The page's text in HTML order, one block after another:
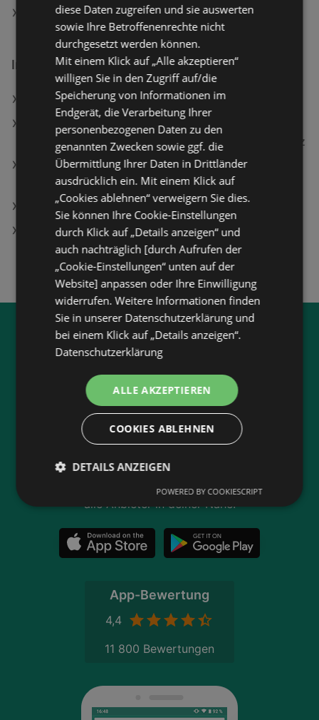
Woolworth Angebote
Interessantes auf wogibtswas.at
Samsung Galaxy S26 Ultra, 512 GB, White, Dual SIM
SPEEDLINK Lunera 4in1 RGB Gaming Set mit
Tastatur, Maus, Mauspad, Headset, qwertz, Schwarz
Samsung Q8F (2025) 75 Zoll QLED 4K Vision AI TV;
QLED TV
SPAR Filialen in Bruck an der Leitha
Garmin fenix® 8 - 47 mm Amoled Smartwatch
Edelstahl Silikon, 22 mm, Schwarz/Schiefergrau
Jetzt unserewogibtswas.at
App runterladen:
Filtere nach Branchen und stöbere in Produkten
und Flugblättern
Plane deinen Einkauf mit unserem Merkzettel
Flugblätter gibt
Neu in der Stadt? Auf unserer Karte findest du
alle Anbieter in deiner Nähe.
App-Bewertung
4,4
11 800 Bewertungen
diese Daten zugreifen und sie auswerten
sowie Ihre Betroffenenrechte nicht
durchgesetzt werden können.
Mit einem Klick auf „Alle akzeptieren“
willigen Sie in den Zugriff auf/die
Speicherung von Informationen im
Endgerät, die Verarbeitung Ihrer
personenbezogenen Daten zu den
genannten Zwecken sowie ggf. die
Übermittlung Ihrer Daten in Drittländer
ausdrücklich ein. Mit einem Klick auf
„Cookies ablehnen“ verweigern Sie dies.
Sie können Ihre Cookie-Einstellungen
durch Klick auf „Details anzeigen“ und
auch nachträglich [durch Aufrufen der
„Cookie-Einstellungen“ unten auf der
Website] anpassen oder Ihre Einwilligung
widerrufen. Weitere Informationen finden
Sie in unserer Datenschutzerklärung und
bei einem Klick auf „Details anzeigen“.
Datenschutzerklärung
ALLE AKZEPTIEREN
COOKIES ABLEHNEN
DETAILS ANZEIGEN
POWERED BY COOKIESCRIPT